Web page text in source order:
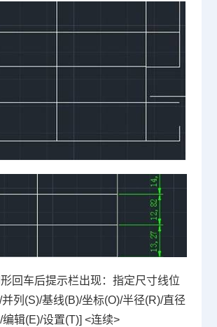
回车后提示栏出现：指定尺寸线位
并列 (S)/基线(B)/坐标(O)/半径(R)/直径
编辑(E)/设置(T)] <连续>